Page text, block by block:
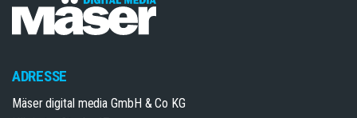
ADRESSE
Mäser digital media GmbH & Co KG